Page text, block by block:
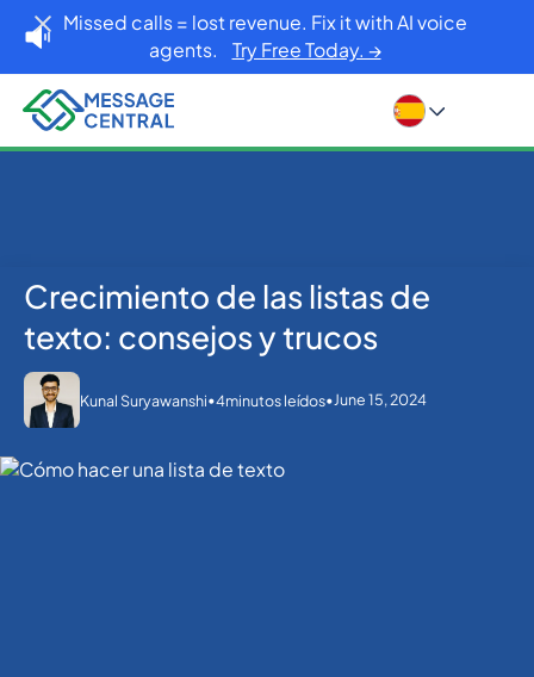
Missed calls = lost revenue. Fix it with AI voice
agents. Try Free Today. →
Inicio Blog
SMS APIs
Crecimiento de las listas de
texto: consejos y trucos
Kunal Suryawanshi•4minutos leídos•June 15, 2024